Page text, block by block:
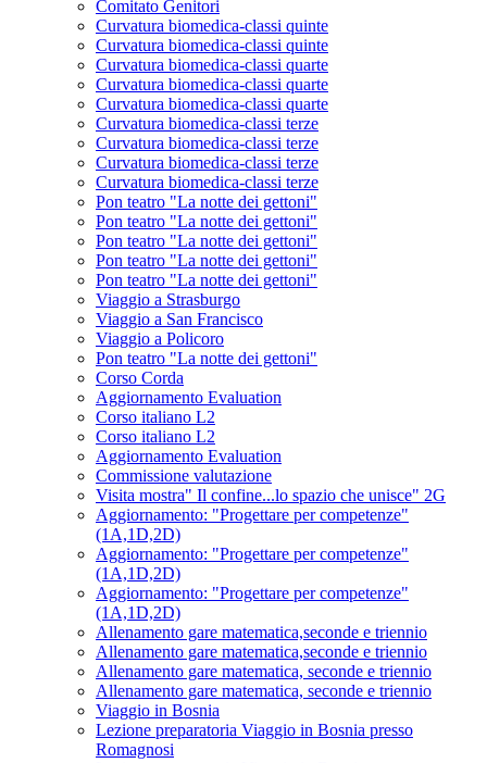
Comitato Genitori
Curvatura biomedica-classi quinte
Curvatura biomedica-classi quinte
Curvatura biomedica-classi quarte
Curvatura biomedica-classi quarte
Curvatura biomedica-classi quarte
Curvatura biomedica-classi terze
Curvatura biomedica-classi terze
Curvatura biomedica-classi terze
Curvatura biomedica-classi terze
Pon teatro "La notte dei gettoni"
Pon teatro "La notte dei gettoni"
Pon teatro "La notte dei gettoni"
Pon teatro "La notte dei gettoni"
Pon teatro "La notte dei gettoni"
Viaggio a Strasburgo
Viaggio a San Francisco
Viaggio a Policoro
Pon teatro "La notte dei gettoni"
Corso Corda
Aggiornamento Evaluation
Corso italiano L2
Corso italiano L2
Aggiornamento Evaluation
Commissione valutazione
Visita mostra" Il confine...lo spazio che unisce" 2G
Aggiornamento: "Progettare per competenze"
(1A,1D,2D)
Aggiornamento: "Progettare per competenze"
(1A,1D,2D)
Aggiornamento: "Progettare per competenze"
(1A,1D,2D)
Allenamento gare matematica,seconde e triennio
Allenamento gare matematica,seconde e triennio
Allenamento gare matematica, seconde e triennio
Allenamento gare matematica, seconde e triennio
Viaggio in Bosnia
Lezione preparatoria Viaggio in Bosnia presso
Romagnosi